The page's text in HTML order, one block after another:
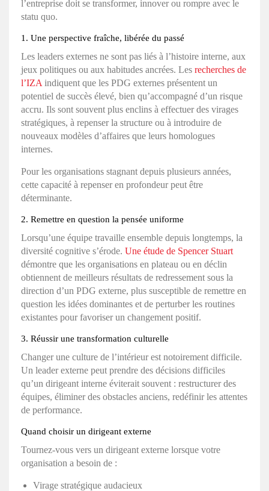
l’entreprise doit se transformer, innover ou rompre avec le
statu quo.
1. Une perspective fraîche, libérée du passé
Les leaders externes ne sont pas liés à l’histoire interne, aux
jeux politiques ou aux habitudes ancrées. Les recherches de
l’IZA indiquent que les PDG externes présentent un
potentiel de succès élevé, bien qu’accompagné d’un risque
accru. Ils sont souvent plus enclins à effectuer des virages
stratégiques, à repenser la structure ou à introduire de
nouveaux modèles d’affaires que leurs homologues
internes.
Pour les organisations stagnant depuis plusieurs années,
cette capacité à repenser en profondeur peut être
déterminante.
2. Remettre en question la pensée uniforme
Lorsqu’une équipe travaille ensemble depuis longtemps, la
diversité cognitive s’érode. Une étude de Spencer Stuart
démontre que les organisations en plateau ou en déclin
obtiennent de meilleurs résultats de redressement sous la
direction d’un PDG externe, plus susceptible de remettre en
question les idées dominantes et de perturber les routines
existantes pour favoriser un changement positif.
3. Réussir une transformation culturelle
Changer une culture de l’intérieur est notoirement difficile.
Un leader externe peut prendre des décisions difficiles
qu’un dirigeant interne éviterait souvent : restructurer des
équipes, éliminer des obstacles anciens, redéfinir les attentes
de performance.
Quand choisir un dirigeant externe
Tournez-vous vers un dirigeant externe lorsque votre
organisation a besoin de :
Virage stratégique audacieux